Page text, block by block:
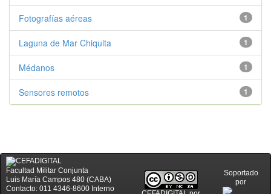
1
Fotografías aéreas
1
Laguna de Mar Chiquita
1
Médanos
1
Sensores remotos
Facultad Militar Conjunta
Luis María Campos 480 (CABA)
Contacto: 011 4346-8600 Interno
Soportado
por